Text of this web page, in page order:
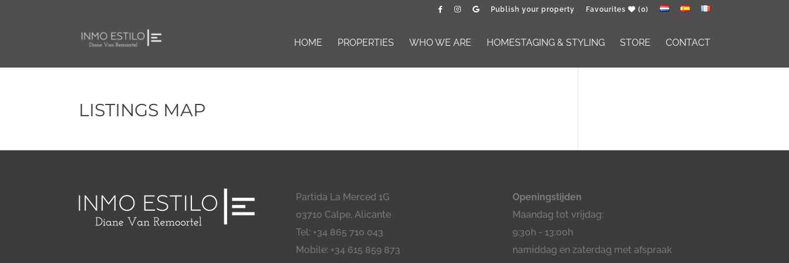
Publish your property Favourites (0)
HOME PROPERTIES WHO WE ARE HOMESTAGING & STYLING STORE CONTACT
LISTINGS MAP
Partida La Merced 1G
03710 Calpe, Alicante
Tel: +34 865 710 043
Mobile: +34 615 859 873
Openingstijden
Maandag tot vrijdag:
9:30h - 13:00h
namiddag en zaterdag met afspraak